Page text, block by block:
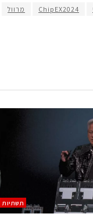
ChipEX2024 מרוול
תשתיות